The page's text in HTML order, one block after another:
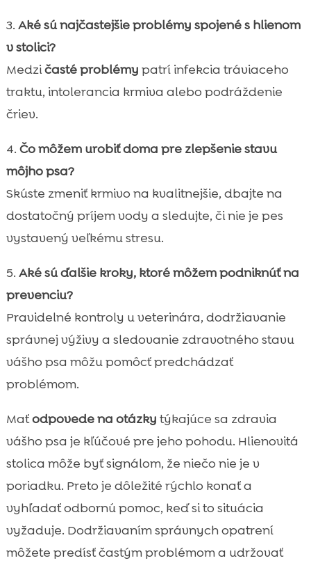
3. Aké sú najčastejšie problémy spojené s hlienom
v stolici?
Medzičasté problémy patrí infekcia tráviaceho
traktu, intolerancia krmiva alebo podráždenie
čriev.
4. Čo môžem urobiť doma pre zlepšenie stavu
môjho psa?
Skúste zmeniť krmivo na kvalitnejšie, dbajte na
dostatočný príjem vody a sledujte, či nie je pes
vystavený veľkému stresu.
5. Aké sú ďalšie kroky, ktoré môžem podniknúť na
prevenciu?
Pravidelné kontroly u veterinára, dodržiavanie
správnej výživy a sledovanie zdravotného stavu
vášho psa môžu pomôcť predchádzať
problémom.
Maťodpovede na otázky týkajúce sa zdravia
vášho psa je kľúčové pre jeho pohodu. Hlienovitá
stolica môže byť signálom, že niečo nie je v
poriadku. Preto je dôležité rýchlo konať a
vyhľadať odbornú pomoc, keď si to situácia
vyžaduje. Dodržiavaním správnych opatrení
môžete predísť častým problémom a udržovať